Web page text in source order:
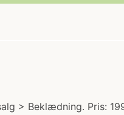
> Beklædning. Pris: